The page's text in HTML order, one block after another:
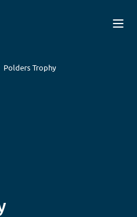
Polders Trophy